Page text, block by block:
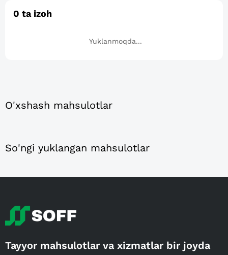
0 ta izoh
Yuklanmoqda...
O'xshash mahsulotlar
So'ngi yuklangan mahsulotlar
Tayyor mahsulotlar va xizmatlar bir joyda